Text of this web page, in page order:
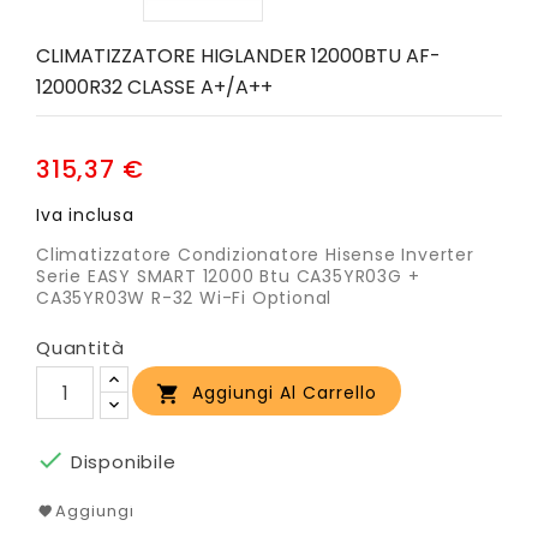
CLIMATIZZATORE HIGLANDER 12000BTU AF-
12000R32 CLASSE A+/A++
315,37 €
Iva inclusa
Climatizzatore Condizionatore Hisense Inverter
Serie EASY SMART 12000 Btu CA35YR03G +
CA35YR03W R-32 Wi-Fi Optional
Quantità
 Aggiungi Al Carrello
 Disponibile
Aggiungi